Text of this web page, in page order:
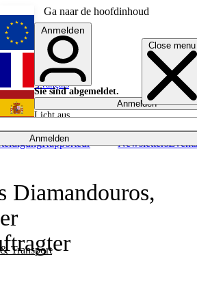
Ga naar de hoofdinhoud
Close menu
Anmelden
Transport
Rapporteur NewslettersEvents
English
Français
Anmelden
Sie sind abgemeldet.
Anmelden
Licht aus
Diamandouros,